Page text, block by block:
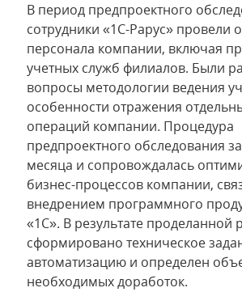
В период предпроектного
сотрудники «1С-Рарус» провели
персонала компании, включая
учетных служб филиалов. Были
вопросы методологии ведения
особенности отражения
операций компании. Процедура
предпроектного обследования
месяца и сопровождалась
бизнес-процессов компании,
внедрением программного
«1С». В результате проделанной
сформировано техническое
автоматизацию и определен
необходимых доработок.